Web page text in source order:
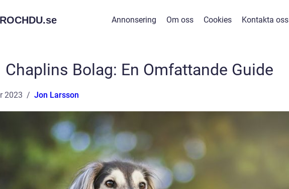
se Annonsering Om oss Cookies Kontakta oss
Chaplins Bolag: En Omfattande Guide
2023 Jon Larsson